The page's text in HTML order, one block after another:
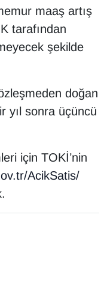
maaş artış
tarafından
şekilde
doğan
yıl sonra üçüncü
için TOKİ’nin
AcikSatis/